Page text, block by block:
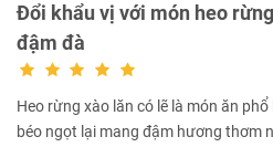
Đổi khẩu vị với món heo
đậm đà
Heo rừng xào lăn có lẽ là món ăn
béo ngọt lại mang đậm hương thơm